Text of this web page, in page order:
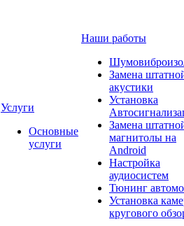
Услуги
Основные
услуги
Наши работы
Замена
акустики
Установка
Замена
магнитолы на
Android
Настройка
аудиосистем
Тюнинг
Установка
кругового